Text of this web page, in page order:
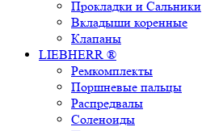
Прокладки и Сальники
Вкладыши коренные
Клапаны
LIEBHERR ®
Ремкомплекты
Поршневые пальцы
Распредвалы
Соленоиды